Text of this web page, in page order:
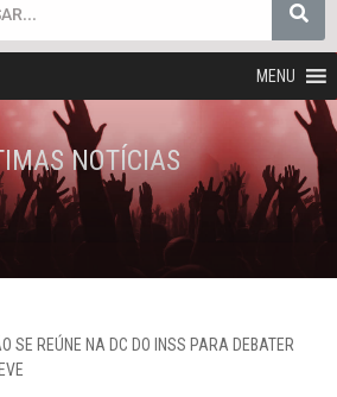
MENU
NOTÍCIAS
SE REÚNE NA DC DO INSS PARA DEBATER